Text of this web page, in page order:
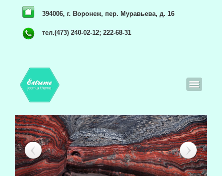
394006, г. Воронеж, пер. Муравьева, д. 16
тел.(473) 240-02-12; 222-68-31